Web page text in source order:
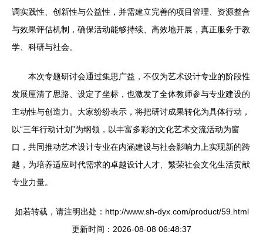
调实践性、创新性与公益性，并需建立完善的项目管理、资源整合
与效果评估机制，确保活动能够持续、高效地开展，真正服务于教
学、科研与社会。
本次专题研讨会通过集思广益，不仅为艺术设计专业的阶段性
发展厘清了思路、设定了坐标，也激发了全体教师参与专业建设的
主动性与创造力。大家纷纷表示，将把研讨成果转化为具体行动，
以“三年行动计划”为纲领，以丰富多彩的文化艺术交流活动为窗
口，共同推动艺术设计专业在内涵建设与社会影响力上实现新的跨
越，为培养适应时代需求的卓越设计人才、繁荣社会文化生活贡献
专业力量。
如若转载，请注明出处：http://www.sh-dyx.com/product/59.html
更新时间：2026-08-08 06:48:37